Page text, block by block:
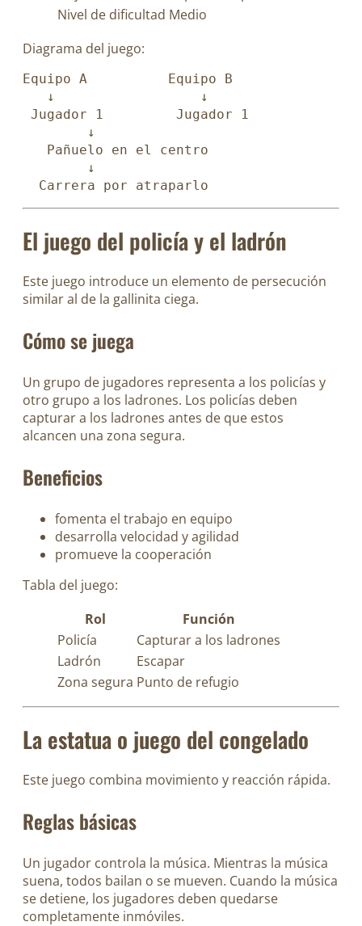
Nivel de dificultad Medio
Diagrama del juego:
Equipo A          Equipo B
   ↓                  ↓
Jugador 1         Jugador 1
        ↓
   Pañuelo en el centro
        ↓
  Carrera por atraparlo
El juego del policía y el ladrón
Este juego introduce un elemento de persecución
similar al de la gallinita ciega.
Cómo se juega
Un grupo de jugadores representa a los policías y
otro grupo a los ladrones. Los policías deben
capturar a los ladrones antes de que estos
alcancen una zona segura.
Beneficios
fomenta el trabajo en equipo
desarrolla velocidad y agilidad
promueve la cooperación
Tabla del juego:
Rol
Función
Policía
Capturar a los ladrones
Ladrón
Escapar
Zona segura Punto de refugio
La estatua o juego del congelado
Este juego combina movimiento y reacción rápida.
Reglas básicas
Un jugador controla la música. Mientras la música
suena, todos bailan o se mueven. Cuando la música
se detiene, los jugadores deben quedarse
completamente inmóviles.